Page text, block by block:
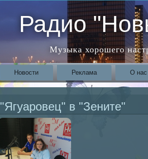
Радио
Музыка хорошего
Новости Реклама О нас
"Ягуаровец" в "Зените"